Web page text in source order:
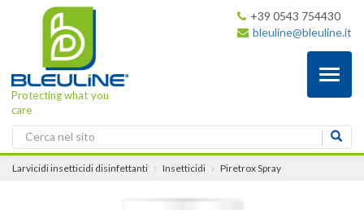
Protecting what you
care
+39 0543 754430
bleuline@bleuline.it
Larvicidi insetticidi disinfettanti Insetticidi Piretrox Spray